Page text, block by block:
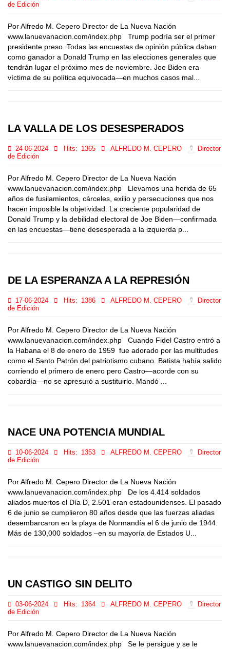
de Edición
Por Alfredo M. Cepero Director de La Nueva Nación
www.lanuevanacion.com/index.php Trump podría ser el primer
presidente preso. Todas las encuestas de opinión pública daban
como ganador a Donald Trump en las elecciones generales que
tendrán lugar el próximo mes de noviembre. Joe Biden era
víctima de su política equivocada—en muchos casos mal...
LA VALLA DE LOS DESESPERADOS
24-06-2024 Hits: 1365 ALFREDO M. CEPERO
Director
de Edición
Por Alfredo M. Cepero Director de La Nueva Nación
www.lanuevanacion.com/index.php Llevamos una herida de 65
años de fusilamientos, cárceles, exilio y persecuciones que nos
hacen imposible la objetividad. La creciente popularidad de
Donald Trump y la debilidad electoral de Joe Biden—confirmada
en las encuestas—tiene desesperada a la izquierda p...
DE LA ESPERANZA A LA REPRESIÓN
17-06-2024 Hits: 1386 ALFREDO M. CEPERO
Director
de Edición
Por Alfredo M. Cepero Director de La Nueva Nación
www.lanuevanacion.com/index.php Cuando Fidel Castro entró a
la Habana el 8 de enero de 1959 fue adorado por las multitudes
como el Santo Patrón del patriotismo cubano. Batista había salido
corriendo el primero de enero pero Castro—acorde con su
cobardía—no se apresuró a sustituirlo. Mandó ...
NACE UNA POTENCIA MUNDIAL
10-06-2024 Hits: 1353 ALFREDO M. CEPERO
Director
de Edición
Por Alfredo M. Cepero Director de La Nueva Nación
www.lanuevanacion.com/index.php De los 4.414 soldados
aliados muertos el Día D, 2.501 eran estadounidenses. El pasado
6 de junio se cumplieron 80 años desde que las fuerzas aliadas
desembarcaron en la playa de Normandía el 6 de junio de 1944.
Más de 130,000 soldados –en su mayoría de Estados U...
UN CASTIGO SIN DELITO
03-06-2024 Hits: 1364 ALFREDO M. CEPERO
Director
de Edición
Por Alfredo M. Cepero Director de La Nueva Nación
www.lanuevanacion.com/index.php Se le persigue y se le